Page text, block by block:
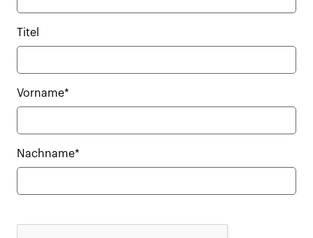
Titel
Vorname*
Nachname*